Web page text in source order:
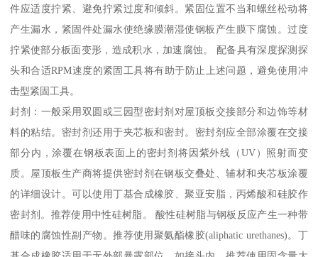
件应适度拧紧、避免拧紧过度和倾斜。紧固位置不当和螺丝松动将
产生漏水，紧固件处漏水使绝缘膜潮湿使钢板产生膜下腐蚀。过度
拧紧使部分板面变形，造成积水，加速腐蚀。 配备具有深度探测探
头和合适RPM速度的紧固工具将有助于防止上述问题，避免使用冲
击型紧固工具。
封剂：一般采用双圆或三园型密封剂对屋顶板交接部分和边饰等材
料的粘结。密封剂还用于夹芯板和密封。密封剂应全部涂覆在交接
部分内，涂覆在钢板表面上的密封剂将因紫外线（UV）照射而变
质。屋顶板生产商将提供密封剂在钢板交叠处、辅材和夹芯板涂覆
的详细设计。可以使用丁基合成橡胶、聚亚安脂，丙烯酸和硅胶作
密封剂。推荐使用中性硅树脂。 酸性硅树脂与钢板反应产生一种带
醋味的腐蚀性副产物。推荐使用聚氨酯橡胶(aliphatic urethanes)。丁